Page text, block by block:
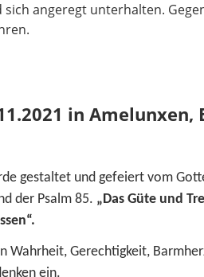
angeregt unterhalten.
in Amelunxen,
gestaltet und gefeiert vom
der Psalm 85. „Das Güte und
Wahrheit, Gerechtigkeit,
ein.